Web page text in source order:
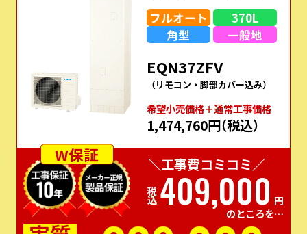
フルオート
370L
角型
一般地
EQN37ZFV
（リモコン・脚部カバー込み）
希望⼩売価格＋通常⼯事価格
1,474,760円（税込）
W保証
＼工事費コミコミ／
税込409,000 円
のところを…